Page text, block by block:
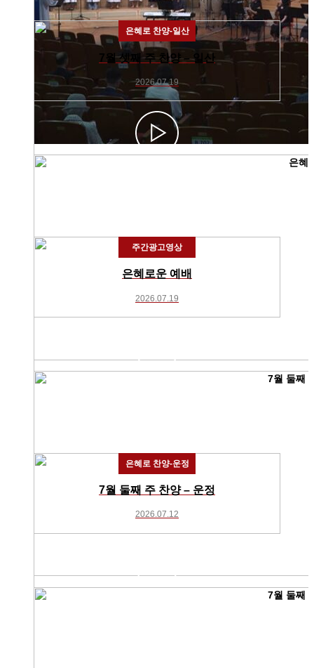
은혜로 찬양-일산
7월 셋째 주 찬양 – 일산
2026.07.19
주간광고영상
은혜로운 예배
2026.07.19
은혜로 찬양-운정
7월 둘째 주 찬양 – 운정
2026.07.12